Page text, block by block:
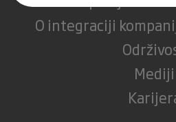
O integraciji
Mediji